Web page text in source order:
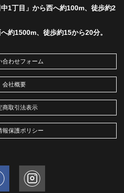
1丁目」から西へ約100m、徒歩約2
約1500m、徒歩約15から20分。
合わせフォーム
会社概要
商取引法表示
報保護ポリシー